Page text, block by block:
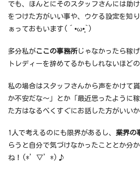
でも、ほんとにそのスタッフさんには助
をつけた方がいい事や、ウケる設定を知
ぁっておもいます(´•ω•̥`)
多分私がここの事務所じゃなかったら稼
トレディーを辞めてるかもしれないほど
私の場合はスタッフさんから声をかけて
か不安だな〜」とか「最近思ったように
た方はなるべくすぐにお話した方がいいか
1人で考えるのにも限界があるし、 業界の
らうと自分で気づけなかったこととか分
ね！(*’▽’*)♪